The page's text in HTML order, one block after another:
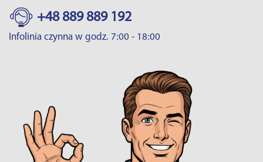
+48 889 889 192
Infolinia czynna w godz. 7:00 - 18:00